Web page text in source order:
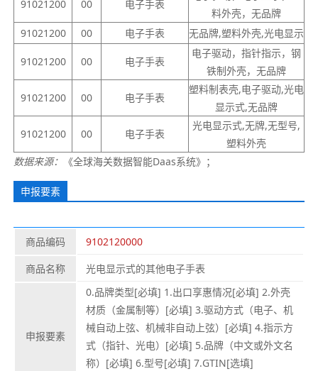
91021200 00 电子手表
料外壳，无品牌
91021200
00 电子手表 无品牌,塑料外壳,光电显示
91021200 00 电子手表
电子驱动，指针指示，钢
铁制外壳，无品牌
91021200
00 电子手表
塑料制表壳,电子驱动,光电
显示式,无品牌
91021200
00 电子手表
光电显示式,无牌,无型号,
塑料外壳
数据来源：
《全球海关数据智能Daas系统》；
申报要素
商品编码
9102120000
商品名称
光电显示式的其他电子手表
申报要素
0.品牌类型[必填] 1.出口享惠情况[必填] 2.外壳
材质（金属制等）[必填] 3.驱动方式（电子、机
械自动上弦、机械非自动上弦）[必填] 4.指示方
式（指针、光电）[必填] 5.品牌（中文或外文名
称）[必填] 6.型号[必填] 7.GTIN[选填]